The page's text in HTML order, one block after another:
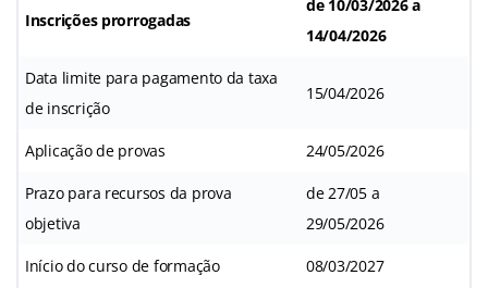
Inscrições prorrogadas
de 10/03/2026 a
14/04/2026
Data limite para pagamento da taxa
de inscrição
15/04/2026
Aplicação de provas 24/05/2026
Prazo para recursos da prova
objetiva
de 27/05 a
29/05/2026
Início do curso de formação 08/03/2027